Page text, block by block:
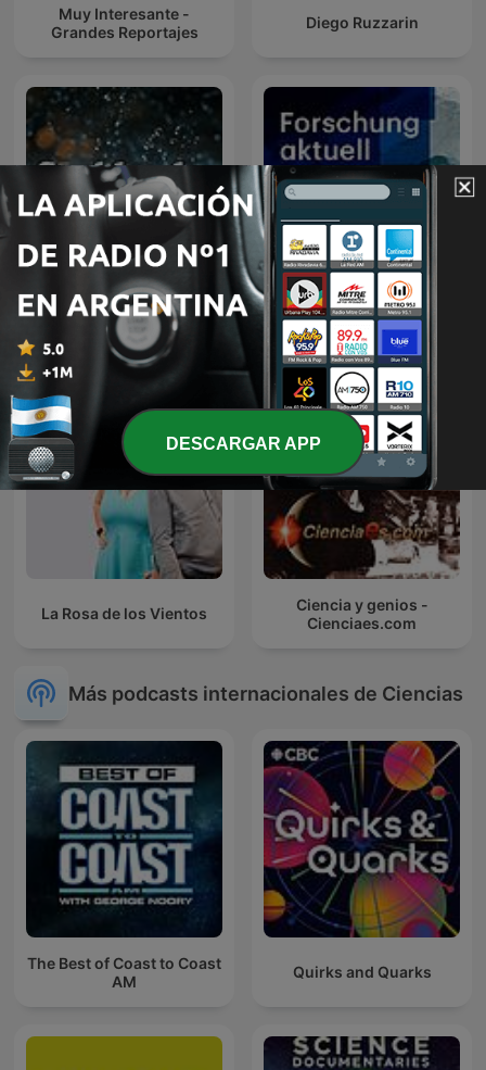
Muy Interesante -
Grandes Reportajes
Diego Ruzzarin
Sonidos de Lluvia Forschung aktuell
La Rosa de los Vientos
Ciencia y genios -
Cienciaes.com
Más podcasts internacionales de Ciencias
The Best of Coast to Coast
AM
Quirks and Quarks
DESCARGAR APP